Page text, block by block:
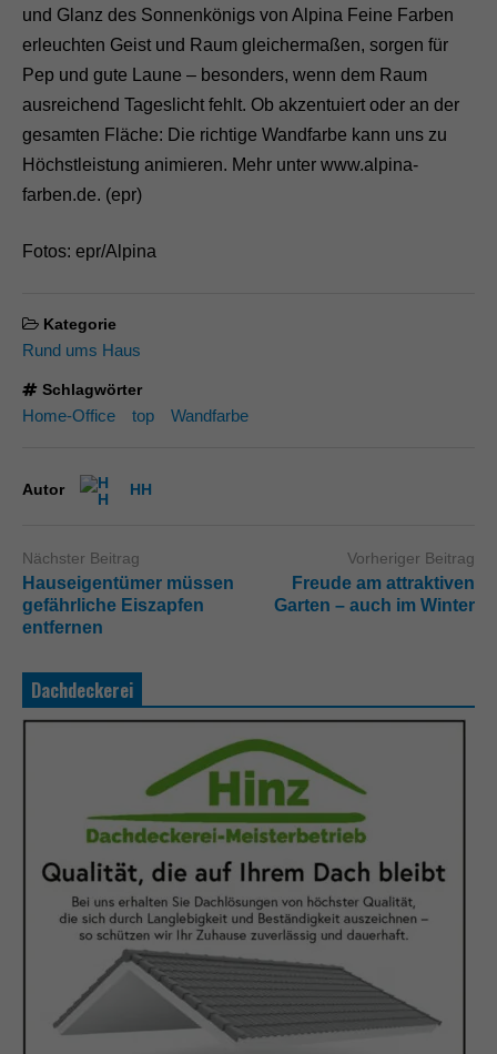
und Glanz des Sonnenkönigs von Alpina Feine Farben
erleuchten Geist und Raum gleichermaßen, sorgen für
Pep und gute Laune – besonders, wenn dem Raum
ausreichend Tageslicht fehlt. Ob akzentuiert oder an der
gesamten Fläche: Die richtige Wandfarbe kann uns zu
Höchstleistung animieren. Mehr unter www.alpina-
farben.de. (epr)
Fotos: epr/Alpina
Kategorie
Rund ums Haus
Schlagwörter
Home-Office top Wandfarbe
Autor HH
Nächster Beitrag
Hauseigentümer müssen
gefährliche Eiszapfen
entfernen
Vorheriger Beitrag
Freude am attraktiven
Garten – auch im Winter
Dachdeckerei